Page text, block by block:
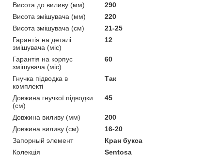
Висота до виливу (мм)
290
Висота змішувача (мм)
220
Висота змішувача (см)
21-25
Гарантія на деталі
змішувача (міс)
12
Гарантія на корпус
змішувача (міс)
60
Гнучка підводка в
комплекті
Так
Довжина гнучкої підводки
(см)
45
Довжина виливу (мм)
200
Довжина виливу (см)
16-20
Запорный элемент
Кран букса
Колекція
Sentosa